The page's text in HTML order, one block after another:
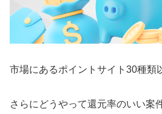
市場にあるポイントサイト30種類
さらにどうやって還元率のいい案